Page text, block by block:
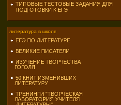
ТИПОВЫЕ ТЕСТОВЫЕ ЗАДАНИЯ ДЛЯ
ПОДГОТОВКИ К ЕГЭ
литература в школе
ЕГЭ ПО ЛИТЕРАТУРЕ
ВЕЛИКИЕ ПИСАТЕЛИ
ИЗУЧЕНИЕ ТВОРЧЕСТВА
ГОГОЛЯ
50 КНИГ ИЗМЕНИВШИХ
ЛИТЕРАТУРУ
ТРЕНИНГИ "ТВОРЧЕСКАЯ
ЛАБОРАТОРИЯ УЧИТЕЛЯ